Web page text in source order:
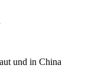
und in China